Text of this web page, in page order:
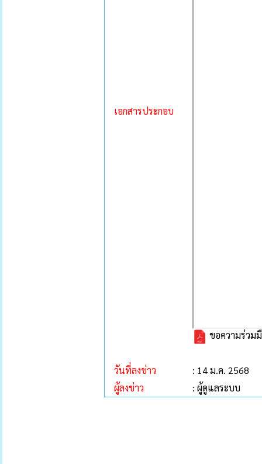
เอกสารประกอบ
ขอความร่วม
วันที่ลงข่าว
: 14 ม.ค. 2568
ผู้ลงข่าว
: ผู้ดูแลระบบ